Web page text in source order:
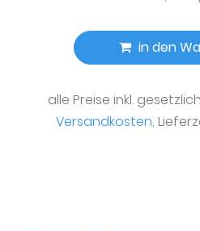
in den
alle Preise inkl.
Versandkosten,